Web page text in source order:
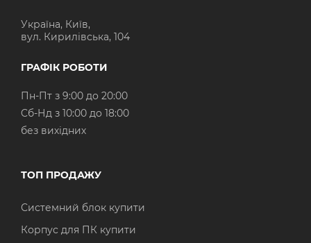
Україна, Київ,
вул. Кирилівська, 104
ГРАФІК РОБОТИ
Пн-Пт з 9:00 до 20:00
Cб-Нд з 10:00 до 18:00
без вихідних
ТОП ПРОДАЖУ
Системний блок купити
Корпус для ПК купити